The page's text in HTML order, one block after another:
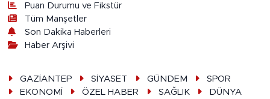
Puan Durumu ve Fikstür
Tüm Manşetler
Son Dakika Haberleri
Haber Arşivi
GAZİANTEP SİYASET GÜNDEM
SPOR
EKONOMİ
ÖZEL HABER SAĞLIK
DÜNYA